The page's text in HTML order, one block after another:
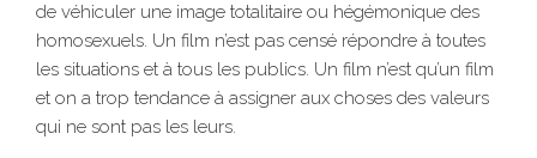
de véhiculer une image totalitaire ou hégémonique des
homosexuels. Un film n’est pas censé répondre à toutes
les situations et à tous les publics. Un film n’est qu’un film
et on a trop tendance à assigner aux choses des valeurs
qui ne sont pas les leurs.